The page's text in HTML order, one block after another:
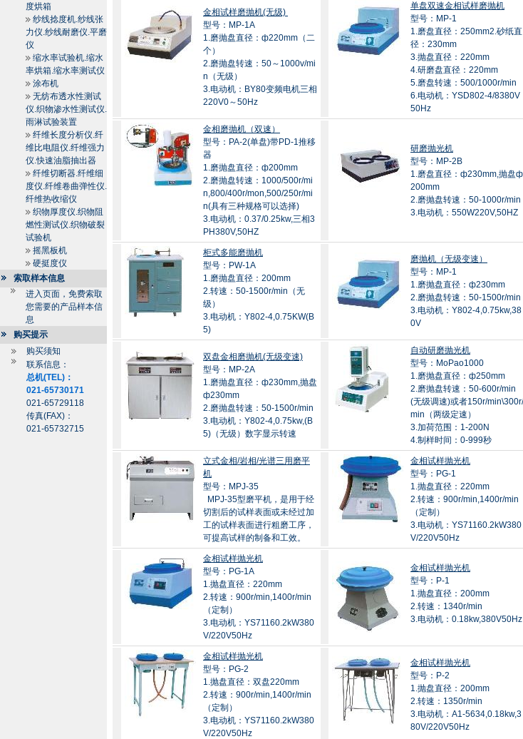
度烘箱
纱线捻度机.纱线张
力仪.纱线耐磨仪.平磨
仪
缩水率试验机.缩水
率烘箱.缩水率测试仪
涂布机
无纺布透水性测试
仪.织物渗水性测试仪.
雨淋试验装置
纤维长度分析仪.纤
维比电阻仪.纤维强力
仪.快速油脂抽出器
纤维切断器.纤维细
度仪.纤维卷曲弹性仪.
纤维热收缩仪
织物厚度仪.织物阻
燃性测试仪.织物破裂
试验机
摇黑板机
硬挺度仪
索取样本信息
进入页面，免费索取
您需要的产品样本信
息
购买提示
购买须知
联系信息：
总机(TEL)：
021-65730171
021-65729118
传真(FAX)：
021-65732715
金相试样磨抛机(无级)
型号：MP-1A
1.磨抛盘直径：ф220mm（二
个）
2.磨抛盘转速：50～1000v/mi
n（无级）
3.电动机：BY80变频电机三相
220V0～50Hz
单盘双速金相试样磨抛机
型号：MP-1
1.磨盘直径：250mm2.砂纸直
径：230mm
3.抛盘直径：220mm
4.研磨盘直径：220mm
5.磨盘转速：500/1000r/min
6.电动机：YSD802-4/8380V
50Hz
金相磨抛机（双速）
型号：PA-2(单盘)带PD-1推移
器
1.磨抛盘直径：ф200mm
2.磨抛盘转速：1000/500r/mi
n,800/400r/mon,500/250r/mi
n(具有三种规格可以选择)
3.电动机：0.37/0.25kw,三相3
PH380V,50HZ
研磨抛光机
型号：MP-2B
1.磨盘直径：ф230mm,抛盘ф
200mm
2.磨抛盘转速：50-1000r/min
3.电动机：550W220V,50HZ
柜式多能磨抛机
型号：PW-1A
1.磨抛盘直径：200mm
2.转速：50-1500r/min（无
级）
3.电动机：Y802-4,0.75KW(B
5)
磨抛机（无级变速）
型号：MP-1
1.磨抛盘直径：ф230mm
2.磨抛盘转速：50-1500r/min
3.电动机：Y802-4,0.75kw,38
0V
双盘金相磨抛机(无级变速)
型号：MP-2A
1.磨抛盘直径：ф230mm,抛盘
ф230mm
2.磨抛盘转速：50-1500r/min
3.电动机：Y802-4,0.75kw,(B
5)（无级）数字显示转速
自动研磨抛光机
型号：MoPao1000
1.磨抛盘直径：ф250mm
2.磨抛盘转速：50-600r/min
(无级调速)或者150r/min\300r/
min（两级定速）
3.加荷范围：1-200N
4.制样时间：0-999秒
立式金相/岩相/光谱三用磨平
机
型号：MPJ-35
MPJ-35型磨平机，是用于经
切割后的试样表面或未经过加
工的试样表面进行粗磨工序，
可提高试样的制备和工效。
金相试样抛光机
型号：PG-1
1.抛盘直径：220mm
2.转速：900r/min,1400r/min
（定制）
3.电动机：YS71160.2kW380
V/220V50Hz
金相试样抛光机
型号：PG-1A
1.抛盘直径：220mm
2.转速：900r/min,1400r/min
（定制）
3.电动机：YS71160.2kW380
V/220V50Hz
金相试样抛光机
型号：P-1
1.抛盘直径：200mm
2.转速：1340r/min
3.电动机：0.18kw,380V50Hz
金相试样抛光机
型号：PG-2
1.抛盘直径：双盘220mm
2.转速：900r/min,1400r/min
（定制）
3.电动机：YS71160.2kW380
V/220V50Hz
金相试样抛光机
型号：P-2
1.抛盘直径：200mm
2.转速：1350r/min
3.电动机：A1-5634,0.18kw,3
80V/220V50Hz